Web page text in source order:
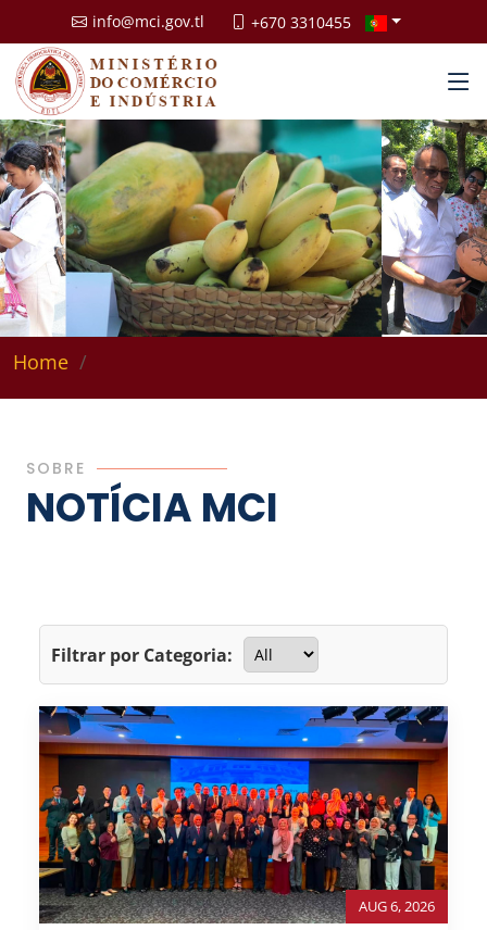
info@mci.gov.tl +670 3310455
Home
SOBRE
NOTÍCIA MCI
Filtrar por Categoria:
AUG 6, 2026